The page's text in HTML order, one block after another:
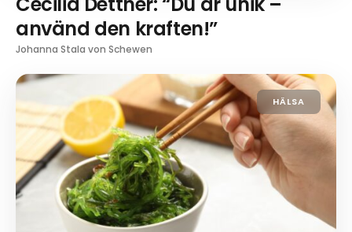
använd den kraften!”
Johanna Stala von Schewen
HÄLSA